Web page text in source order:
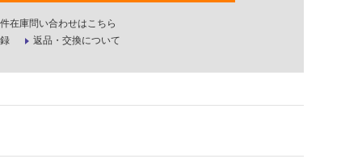
在庫問い合わせはこちら
返品・交換について